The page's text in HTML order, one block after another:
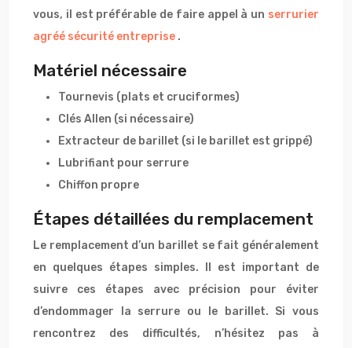
vous, il est préférable de faire appel à un serrurier
agréé sécurité entreprise .
Matériel nécessaire
Tournevis (plats et cruciformes)
Clés Allen (si nécessaire)
Extracteur de barillet (si le barillet est grippé)
Lubrifiant pour serrure
Chiffon propre
Étapes détaillées du remplacement
Le remplacement d’un barillet se fait généralement
en quelques étapes simples. Il est important de
suivre ces étapes avec précision pour éviter
d’endommager la serrure ou le barillet. Si vous
rencontrez des difficultés, n’hésitez pas à